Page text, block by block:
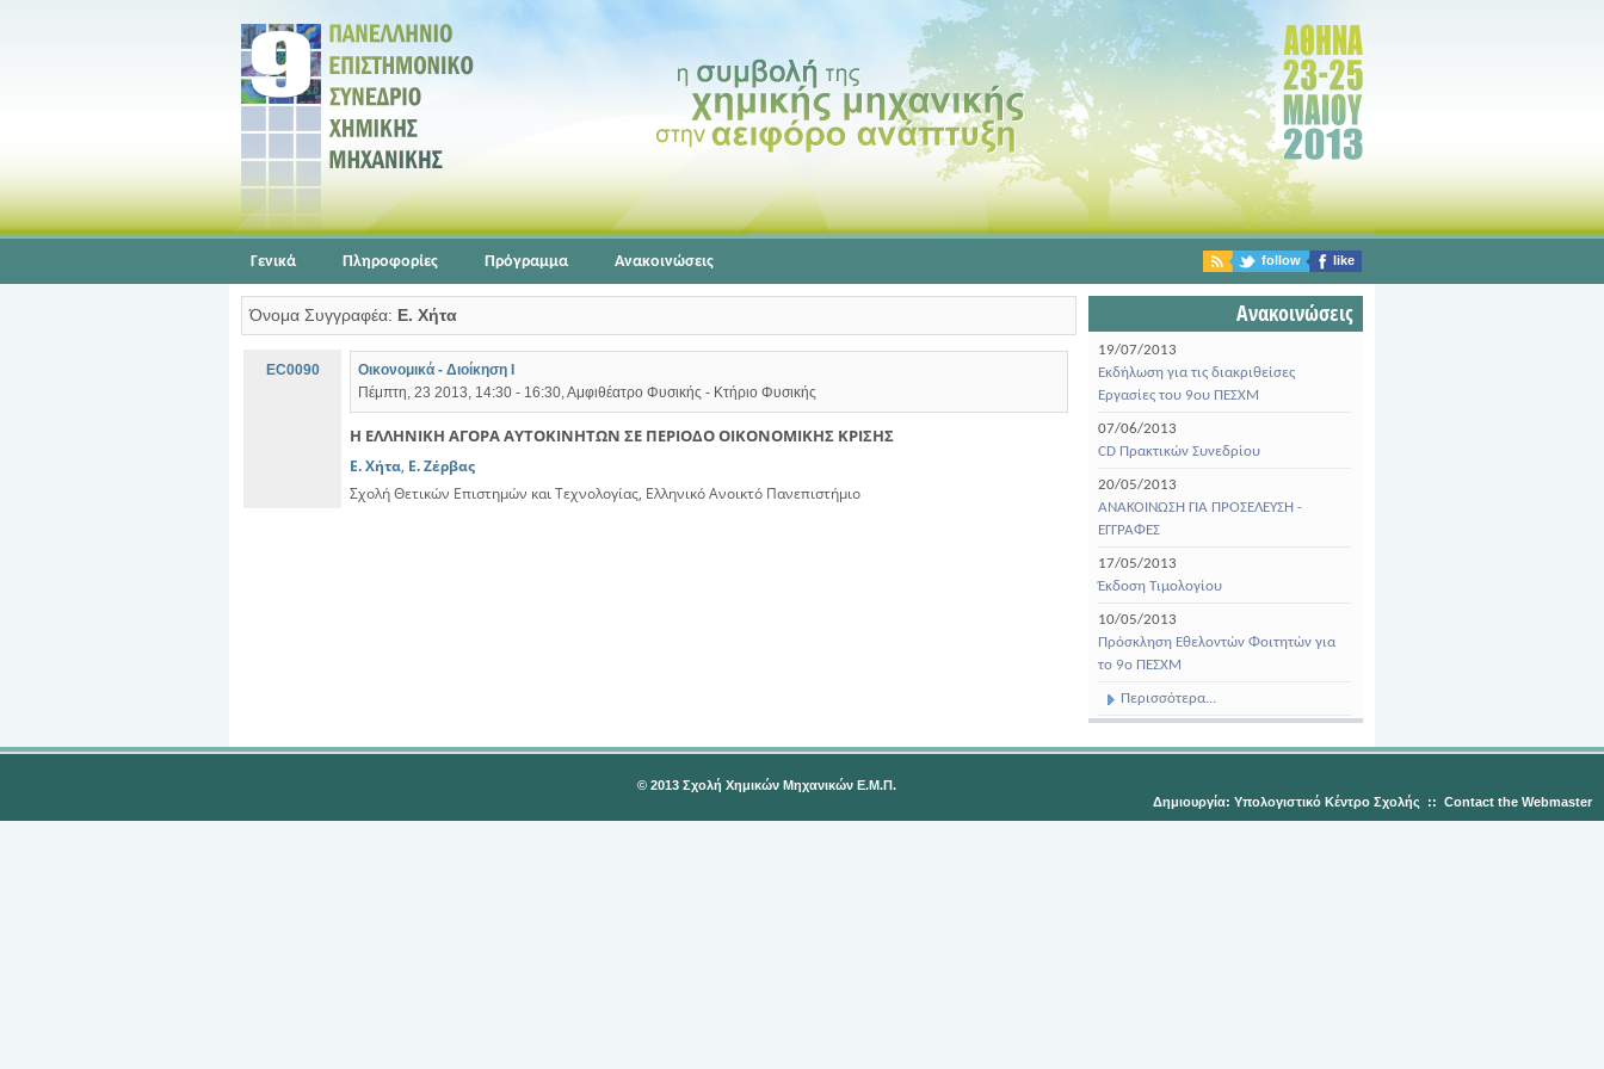
Γενικά Πληροφορίες Πρόγραμμα Ανακοινώσεις follow like
Όνομα Συγγραφέα: Ε. Χήτα
EC0090
Οικονομικά - Διοίκηση Ι
Πέμπτη, 23 2013, 14:30 - 16:30, Αμφιθέατρο Φυσικής - Κτήριο Φυσικής
Η ΕΛΛΗΝΙΚΗ ΑΓΟΡΑ ΑΥΤΟΚΙΝΗΤΩΝ ΣΕ ΠΕΡΙΟΔΟ ΟΙΚΟΝΟΜΙΚΗΣ ΚΡΙΣΗΣ
Ε. Χήτα, Ε. Ζέρβας
Σχολή Θετικών Επιστημών και Τεχνολογίας, Ελληνικό Ανοικτό Πανεπιστήμιο
Ανακοινώσεις
19/07/2013
Εκδήλωση για τις διακριθείσες
Εργασίες του 9ου ΠΕΣΧΜ
07/06/2013
CD Πρακτικών Συνεδρίου
20/05/2013
ΑΝΑΚΟΙΝΩΣΗ ΓΙΑ ΠΡΟΣΕΛΕΥΣΗ -
ΕΓΓΡΑΦΕΣ
17/05/2013
Έκδοση Τιμολογίου
10/05/2013
Πρόσκληση Εθελοντών Φοιτητών για
το 9ο ΠΕΣΧΜ
Περισσότερα...
© 2013 Σχολή Χημικών Μηχανικών Ε.Μ.Π.
Δημιουργία: Υπολογιστικό Κέντρο Σχολής :: Contact the Webmaster